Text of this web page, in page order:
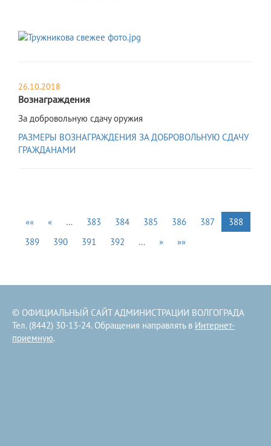
26.10.2018
Вознаграждения
За добровольную сдачу оружия
РАЗМЕРЫ ВОЗНАГРАЖДЕНИЯ ЗА ДОБРОВОЛЬНУЮ СДАЧУ
ГРАЖДАНАМИ
«« « … 383 384 385 386 387
388
389
390 391 392 … » »»
© ОФИЦИАЛЬНЫЙ САЙТ АДМИНИСТРАЦИИ ВОЛГОГРАДА
Тел. (8442) 30-13-24. Обращения направлять в Интернет-
приемную.